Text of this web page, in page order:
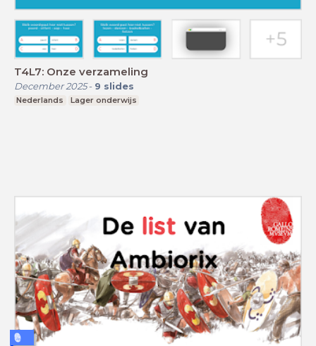
T4L7: Onze verzameling
December 2025- 9 slides
Nederlands Lager onderwijs